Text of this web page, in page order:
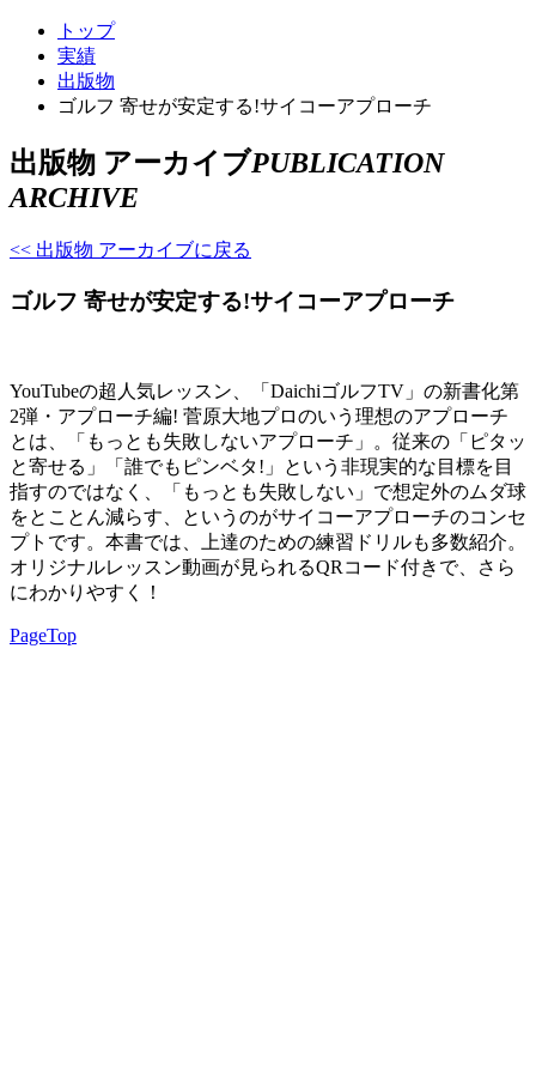
トップ
実績
出版物
ゴルフ 寄せが安定する!サイコーアプローチ
出版物 アーカイブPUBLICATION
ARCHIVE
<< 出版物 アーカイブに戻る
ゴルフ 寄せが安定する!サイコーアプローチ
YouTubeの超人気レッスン、「DaichiゴルフTV」の新書化第
2弾・アプローチ編! 菅原大地プロのいう理想のアプローチ
とは、「もっとも失敗しないアプローチ」。従来の「ピタッ
と寄せる」「誰でもピンベタ!」という非現実的な目標を目
指すのではなく、「もっとも失敗しない」で想定外のムダ球
をとことん減らす、というのがサイコーアプローチのコンセ
プトです。本書では、上達のための練習ドリルも多数紹介。
オリジナルレッスン動画が見られるQRコード付きで、さら
にわかりやすく！
PageTop